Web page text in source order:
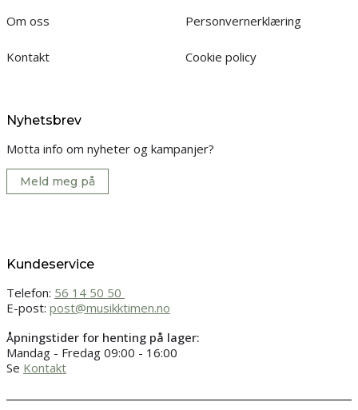
Om oss
Kontakt
Personvernerklæring
Cookie policy
Nyhetsbrev
Motta info om nyheter og kampanjer?
Meld meg på
Kundeservice
Telefon: 56 14 50 50
E-post: post@musikktimen.no
Åpningstider for henting på lager:
Mandag - Fredag 09:00 - 16:00
Se Kontakt